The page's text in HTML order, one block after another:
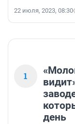
22 июля, 2023, 08:30
1
день